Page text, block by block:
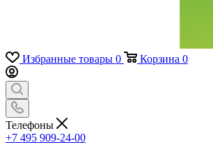
Избранные товары 0 Корзина 0
Телефоны
+7 495 909-24-00